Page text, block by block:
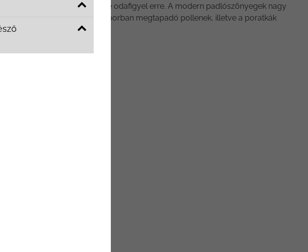
azonban a gyártók többsége odafigyel erre. A modern padlószõnyegek nagy
a szálaik között megülõ porban megtapadó pollenek, illetve a poratkák